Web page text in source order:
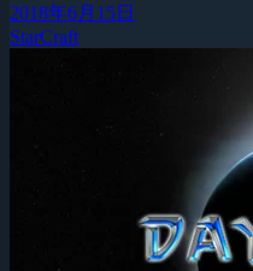
2018年6月15日
StarCraft